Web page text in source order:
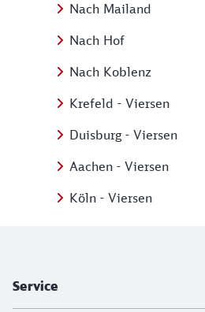
Nach Mailand
Nach Hof
Nach Koblenz
Krefeld - Viersen
Duisburg - Viersen
Aachen - Viersen
Köln - Viersen
Service